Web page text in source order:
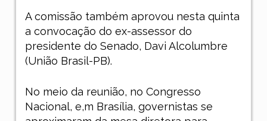
A comissão também aprovou nesta quinta
a convocação do ex-assessor do
presidente do Senado, Davi Alcolumbre
(União Brasil-PB).
No meio da reunião, no Congresso
Nacional, e,m Brasília, governistas se